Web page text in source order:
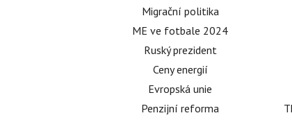
Migrační politika
ME ve fotbale 2024
Ruský prezident
Ceny energií
Evropská unie
Penzijní reforma